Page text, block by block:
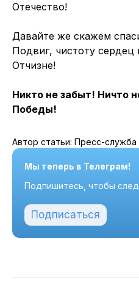
Отечество!
Давайте же скажем
Подвиг, чистоту
Отчизне!
Никто не забыт! Ничто
Победы!
Автор статьи: Пресс-
Мы теперь в Телеграм!
Подпишитесь, чтобы
Подписаться